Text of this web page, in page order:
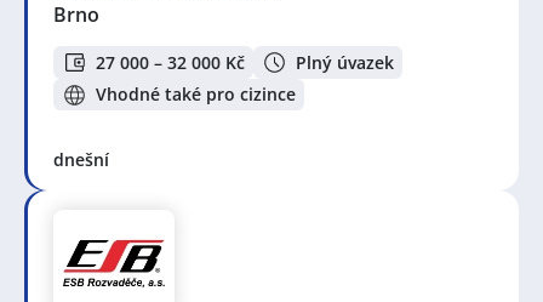
Brno
27 000 – 32 000 Kč
Plný úvazek
Vhodné také pro cizince
dnešní